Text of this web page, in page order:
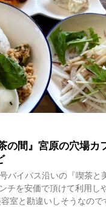
の間』宮原の穴場カ
バイパス沿いの『喫茶
チを安価で頂けて利用し
室と勘違いしそうなので